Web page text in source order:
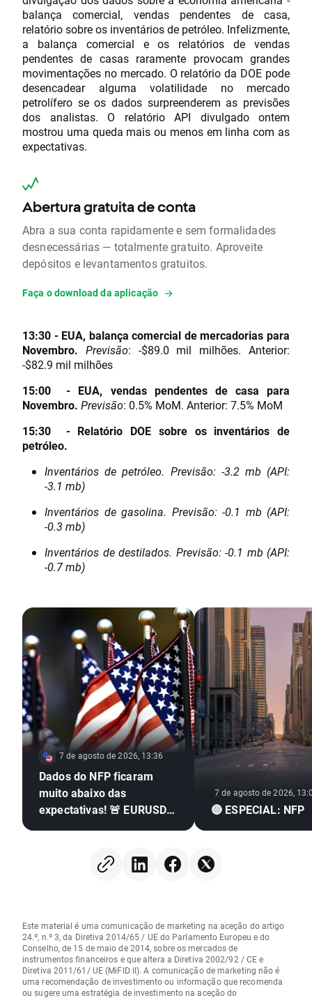
balança comercial, vendas pendentes de casa,
relatório sobre os inventários de petróleo. Infelizmente,
a balança comercial e os relatórios de vendas
pendentes de casas raramente provocam grandes
movimentações no mercado. O relatório da DOE pode
desencadear alguma volatilidade no mercado
petrolífero se os dados surpreenderem as previsões
dos analistas. O relatório API divulgado ontem
mostrou uma queda mais ou menos em linha com as
expectativas.
Abertura gratuita de conta
Abra a sua conta rapidamente e sem formalidades
desnecessárias — totalmente gratuito. Aproveite
depósitos e levantamentos gratuitos.
Faça o download da aplicação
13:30 - EUA, balança comercial de mercadorias para
Novembro. Previsão: -$89.0 mil milhões. Anterior:
-$82.9 mil milhões
15:00 - EUA, vendas pendentes de casa para
Novembro. Previsão: 0.5% MoM. Anterior: 7.5% MoM
15:30 - Relatório DOE sobre os inventários de
petróleo.
Inventários de petróleo. Previsão: -3.2 mb (API:
-3.1 mb)
Inventários de gasolina. Previsão: -0.1 mb (API:
-0.3 mb)
Inventários de destilados. Previsão: -0.1 mb (API:
-0.7 mb)
7 de agosto de 2026, 13:36
Dados do NFP ficaram
muito abaixo das
expectativas! 🚨 EURUSD
7 de agosto de 2026,
🔴 ESPECIAL: NFP
Este material é uma comunicação de marketing na aceção do artigo
24.º, n.º 3, da Diretiva 2014/65 / UE do Parlamento Europeu e do
Conselho, de 15 de maio de 2014, sobre os mercados de
instrumentos financeiros e que altera a Diretiva 2002/92 / CE e
Diretiva 2011/61/ UE (MiFID II). A comunicação de marketing não é
uma recomendação de investimento ou informação que recomenda
ou sugere uma estratégia de investimento na aceção do